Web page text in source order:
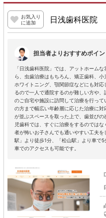
お気入り
に追加
日浅歯科医院
担当者よりおすすめポイン
「日浅歯科医院」では、アットホーム
ら、虫歯治療はもちろん、矯正歯科、小
ホワイトニング、顎関節症などにも対
るので一人で通院するのが難しい方や
のご自宅や施設に訪問して治療を行っ
の方まで幅広い年齢層に応じた治療に
が並ぶスペースを取った上で、歯並び
児歯科では、すぐに治療をするのでは
者が怖いお子さんでも通いやすい工夫
駅」より徒歩1分、「松山駅」より車で
車でのアクセスも可能です。